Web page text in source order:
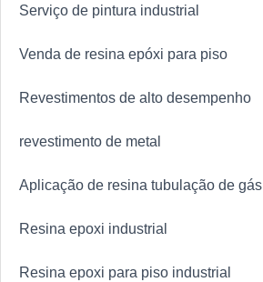
Serviço de pintura industrial
Venda de resina epóxi para piso
Revestimentos de alto desempenho
revestimento de metal
Aplicação de resina tubulação de gás
Resina epoxi industrial
Resina epoxi para piso industrial